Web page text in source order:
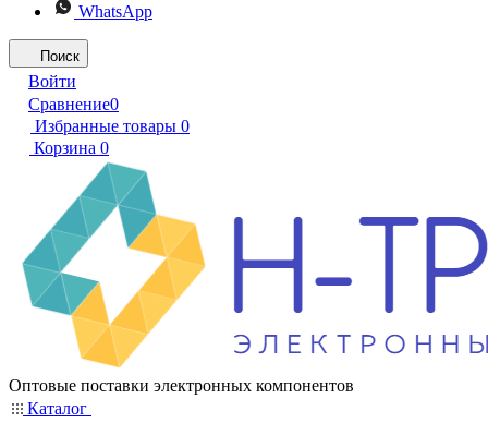
WhatsApp
Поиск
Войти
Сравнение0
Избранные товары 0
Корзина 0
Оптовые поставки электронных компонентов
Каталог